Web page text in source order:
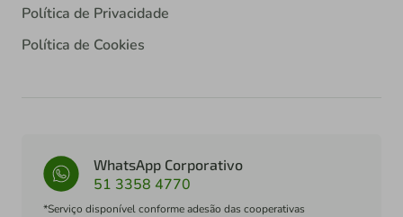
Política de Privacidade
Política de Cookies
WhatsApp Corporativo
51 3358 4770
*Serviço disponível conforme adesão das cooperativas